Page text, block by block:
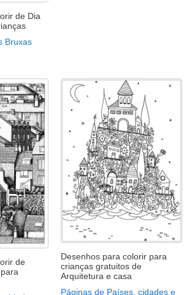
de Dia
Bruxas
de
Desenhos para colorir para
crianças gratuitos de
Arquitetura e casa
Páginas de Países, cidades e